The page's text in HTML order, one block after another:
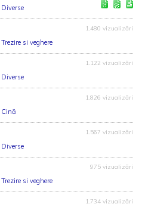
Diverse
Trezire si veghere
1.480 vizualizări
Diverse
1.122 vizualizări
Cină
1.826 vizualizări
Diverse
1.567 vizualizări
Trezire si veghere
975 vizualizări
1.734 vizualizări